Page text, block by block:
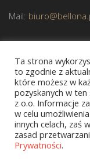
Mail:
JESTEŚMY CZŁONKIEM
Ta strona
to zgodnie z
które możesz w
pozyskanych w
z o.o. Informacje
w celu
innych celach, zaś
zasad
Prywatności.